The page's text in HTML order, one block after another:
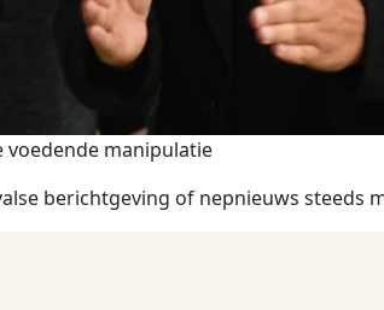
voedende manipulatie
berichtgeving of nepnieuws steeds